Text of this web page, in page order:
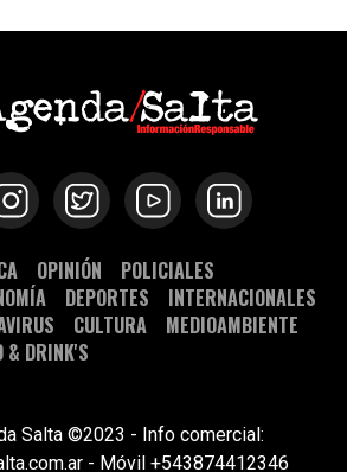
OPINIÓN
POLICIALES
DEPORTES
INTERNACIONALES
CULTURA
MEDIOAMBIENTE
& DRINK'S
Salta ©2023 - Info comercial:
- Móvil +543874412346